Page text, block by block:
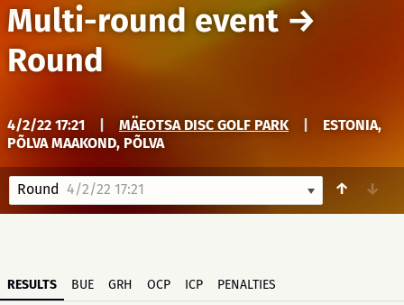
Multi-round event→
Round
4/2/22 17:21 MÄEOTSA DISC GOLF PARK
ESTONIA,
PÕLVA MAAKOND, PÕLVA
Round 4/2/22 17:21 ↑ ↓
RESULTS BUE GRH OCP ICP PENALTIES